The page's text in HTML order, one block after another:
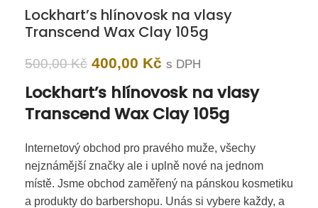
Lockhart’s hlínovosk na vlasy
Transcend Wax Clay 105g
500,00Kč 400,00 Kč s DPH
Lockhart’s hlínovosk na vlasy
Transcend Wax Clay 105g
Internetový obchod pro pravého muže, všechy
nejznámější značky ale i uplně nové na jednom
místě. Jsme obchod zaměřený na pánskou kosmetiku
a produkty do barbershopu. Unás si vybere každy, a